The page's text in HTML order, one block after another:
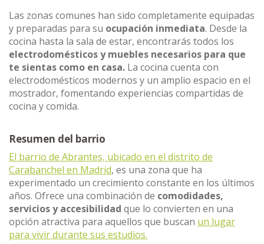
Las zonas comunes han sido completamente equipadas
y preparadas para su ocupación inmediata. Desde la
cocina hasta la sala de estar, encontrarás todos los
electrodomésticos y muebles necesarios para que
te sientas como en casa. La cocina cuenta con
electrodomésticos modernos y un amplio espacio en el
mostrador, fomentando experiencias compartidas de
cocina y comida.
Resumen del barrio
El barrio de Abrantes, ubicado en el distrito de
Carabanchel en Madrid, es una zona que ha
experimentado un crecimiento constante en los últimos
años. Ofrece una combinación de comodidades,
servicios y accesibilidad que lo convierten en una
opción atractiva para aquellos que buscan un lugar
para vivir durante sus estudios.